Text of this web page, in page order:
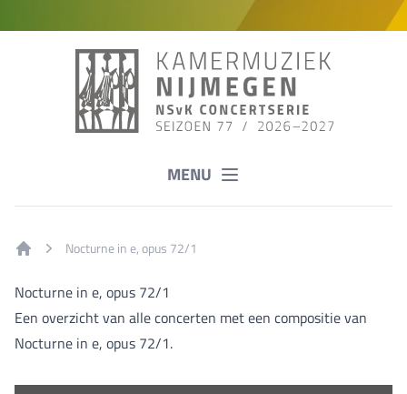
MENU
Nocturne in e, opus 72/1
Nocturne in e, opus 72/1
Een overzicht van alle concerten met een compositie van
Nocturne in e, opus 72/1.